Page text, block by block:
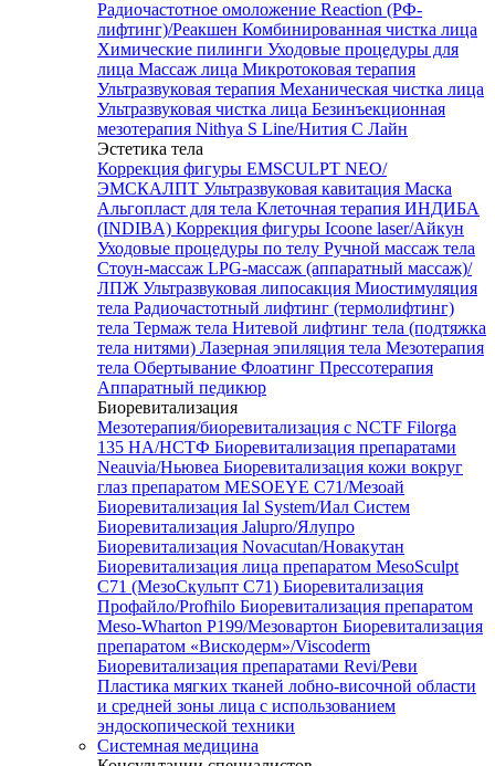
Радиочастотное омоложение Reaction (РФ-
лифтинг)/Реакшен Комбинированная чистка лица
Химические пилинги Уходовые процедуры для
лица Массаж лица Микротоковая терапия
Ультразвуковая терапия Механическая чистка лица
Ультразвуковая чистка лица Безинъекционная
мезотерапия Nithya S Line/Нития С Лайн
Эстетика тела
Коррекция фигуры EMSCULPT NEO/
ЭМСКАЛПТ Ультразвуковая кавитация Маска
Альгопласт для тела Клеточная терапия ИНДИБА
(INDIBA) Коррекция фигуры Icoone laser/Айкун
Уходовые процедуры по телу Ручной массаж тела
Стоун-массаж LPG-массаж (аппаратный массаж)/
ЛПЖ Ультразвуковая липосакция Миостимуляция
тела Радиочастотный лифтинг (термолифтинг)
тела Термаж тела Нитевой лифтинг тела (подтяжка
тела нитями) Лазерная эпиляция тела Мезотерапия
тела Обертывание Флоатинг Прессотерапия
Аппаратный педикюр
Биоревитализация
Мезотерапия/биоревитализация с NCTF Filorga
135 HA/НСТФ Биоревитализация препаратами
Neauvia/Ньювеа Биоревитализация кожи вокруг
глаз препаратом MESOEYE C71/Мезоай
Биоревитализация Ial System/Иал Систем
Биоревитализация Jalupro/Ялупро
Биоревитализация Novacutan/Новакутан
Биоревитализация лица препаратом MesoSculpt
C71 (МезоСкульпт С71) Биоревитализация
Профайло/Profhilo Биоревитализация препаратом
Meso-Wharton P199/Мезовартон Биоревитализация
препаратом «Вискодерм»/Viscoderm
Биоревитализация препаратами Revi/Реви
Пластика мягких тканей лобно-височной области
и средней зоны лица с использованием
эндоскопической техники
Системная медицина